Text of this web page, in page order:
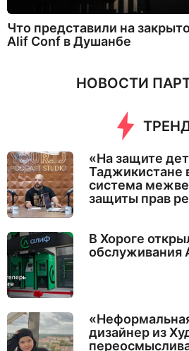
Что представили на
Alif Conf в Душанбе
НОВОСТИ
«На защите
Таджикистане
система
защиты прав
В Хороге
обслуживания
дизайнер из